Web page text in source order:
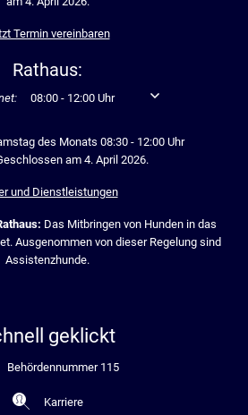
Termin vereinbaren
Rathaus:
weitere Öffnungs- oder Schließzeiten
08:00- 12:00Uhr Von 08:00 bis 12:00
des Monats 08:30 - 12:00 Uhr
am 4. April 2026.
und Dienstleistungen
Das Mitbringen von Hunden in das
Ausgenommen von dieser Regelung sind
Assistenzhunde.
geklickt
Behördennummer 115
Karriere